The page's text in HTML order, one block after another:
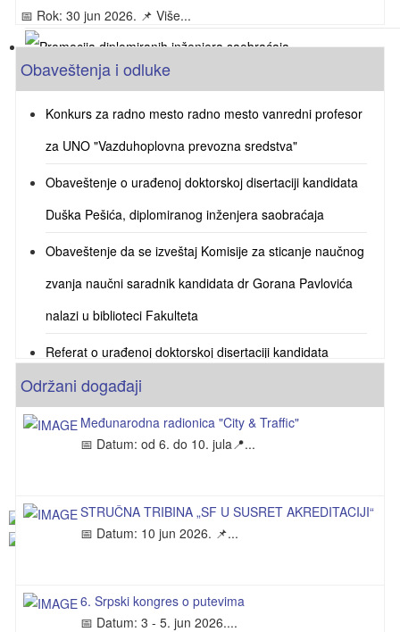
Promocija diplomiranih inženjera saobraćaja
29.06.2026. u 09 časova u amfiteatru 125.
📅 Rok: 30 jun 2026. 📌 Više...
Obaveštenja i odluke
Konkurs za radno mesto radno mesto vanredni profesor
za UNO "Vazduhoplovna prevozna sredstva"
Obaveštenje o urađenoj doktorskoj disertaciji kandidata
Duška Pešića, diplomiranog inženjera saobraćaja
Obaveštenje da se izveštaj Komisije za sticanje naučnog
zvanja naučni saradnik kandidata dr Gorana Pavlovića
nalazi u biblioteci Fakulteta
Referat o urađenoj doktorskoj disertaciji kandidata
Sretena Jevremovića, master inženjera saobraćaja
Izveštaj komisije o prijavljenim kandidatima za izbor u
zvanje vanrednog profesora za užu naučnu oblast
Održani događaji
Međunarodna radionica "City & Traffic"
📅 Datum: od 6. do 10. jula📍...
STRUČNA TRIBINA „SF U SUSRET AKREDITACIJI“
📅 Datum: 10 jun 2026. 📌...
6. Srpski kongres o putevima
📅 Datum: 3 - 5. jun 2026....